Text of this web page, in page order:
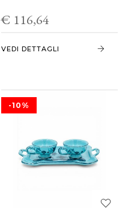
€ 116,64
VEDI DETTAGLI
-10%